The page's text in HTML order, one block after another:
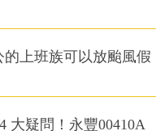
上班族可以放颱風假
大疑問！永豐00410A